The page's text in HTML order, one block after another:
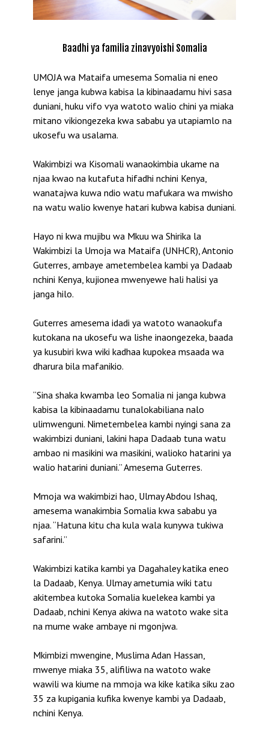
Baadhi ya familia zinavyoishi Somalia
UMOJA wa Mataifa umesema Somalia ni eneo
lenye janga kubwa kabisa la kibinaadamu hivi sasa
duniani, huku vifo vya watoto walio chini ya miaka
mitano vikiongezeka kwa sababu ya utapiamlo na
ukosefu wa usalama.
Wakimbizi wa Kisomali wanaokimbia ukame na
njaa kwao na kutafuta hifadhi nchini Kenya,
wanatajwa kuwa ndio watu mafukara wa mwisho
na watu walio kwenye hatari kubwa kabisa duniani.
Hayo ni kwa mujibu wa Mkuu wa Shirika la
Wakimbizi la Umoja wa Mataifa (UNHCR), Antonio
Guterres, ambaye ametembelea kambi ya Dadaab
nchini Kenya, kujionea mwenyewe hali halisi ya
janga hilo.
Guterres amesema idadi ya watoto wanaokufa
kutokana na ukosefu wa lishe inaongezeka, baada
ya kusubiri kwa wiki kadhaa kupokea msaada wa
dharura bila mafanikio.
“Sina shaka kwamba leo Somalia ni janga kubwa
kabisa la kibinaadamu tunalokabiliana nalo
ulimwenguni. Nimetembelea kambi nyingi sana za
wakimbizi duniani, lakini hapa Dadaab tuna watu
ambao ni masikini wa masikini, walioko hatarini ya
walio hatarini duniani.” Amesema Guterres.
Mmoja wa wakimbizi hao, Ulmay Abdou Ishaq,
amesema wanakimbia Somalia kwa sababu ya
njaa. “Hatuna kitu cha kula wala kunywa tukiwa
safarini.”
Wakimbizi katika kambi ya Dagahaley katika eneo
la Dadaab, Kenya. Ulmay ametumia wiki tatu
akitembea kutoka Somalia kuelekea kambi ya
Dadaab, nchini Kenya akiwa na watoto wake sita
na mume wake ambaye ni mgonjwa.
Mkimbizi mwengine, Muslima Adan Hassan,
mwenye miaka 35, alifiliwa na watoto wake
wawili wa kiume na mmoja wa kike katika siku zao
35 za kupigania kufika kwenye kambi ya Dadaab,
nchini Kenya.